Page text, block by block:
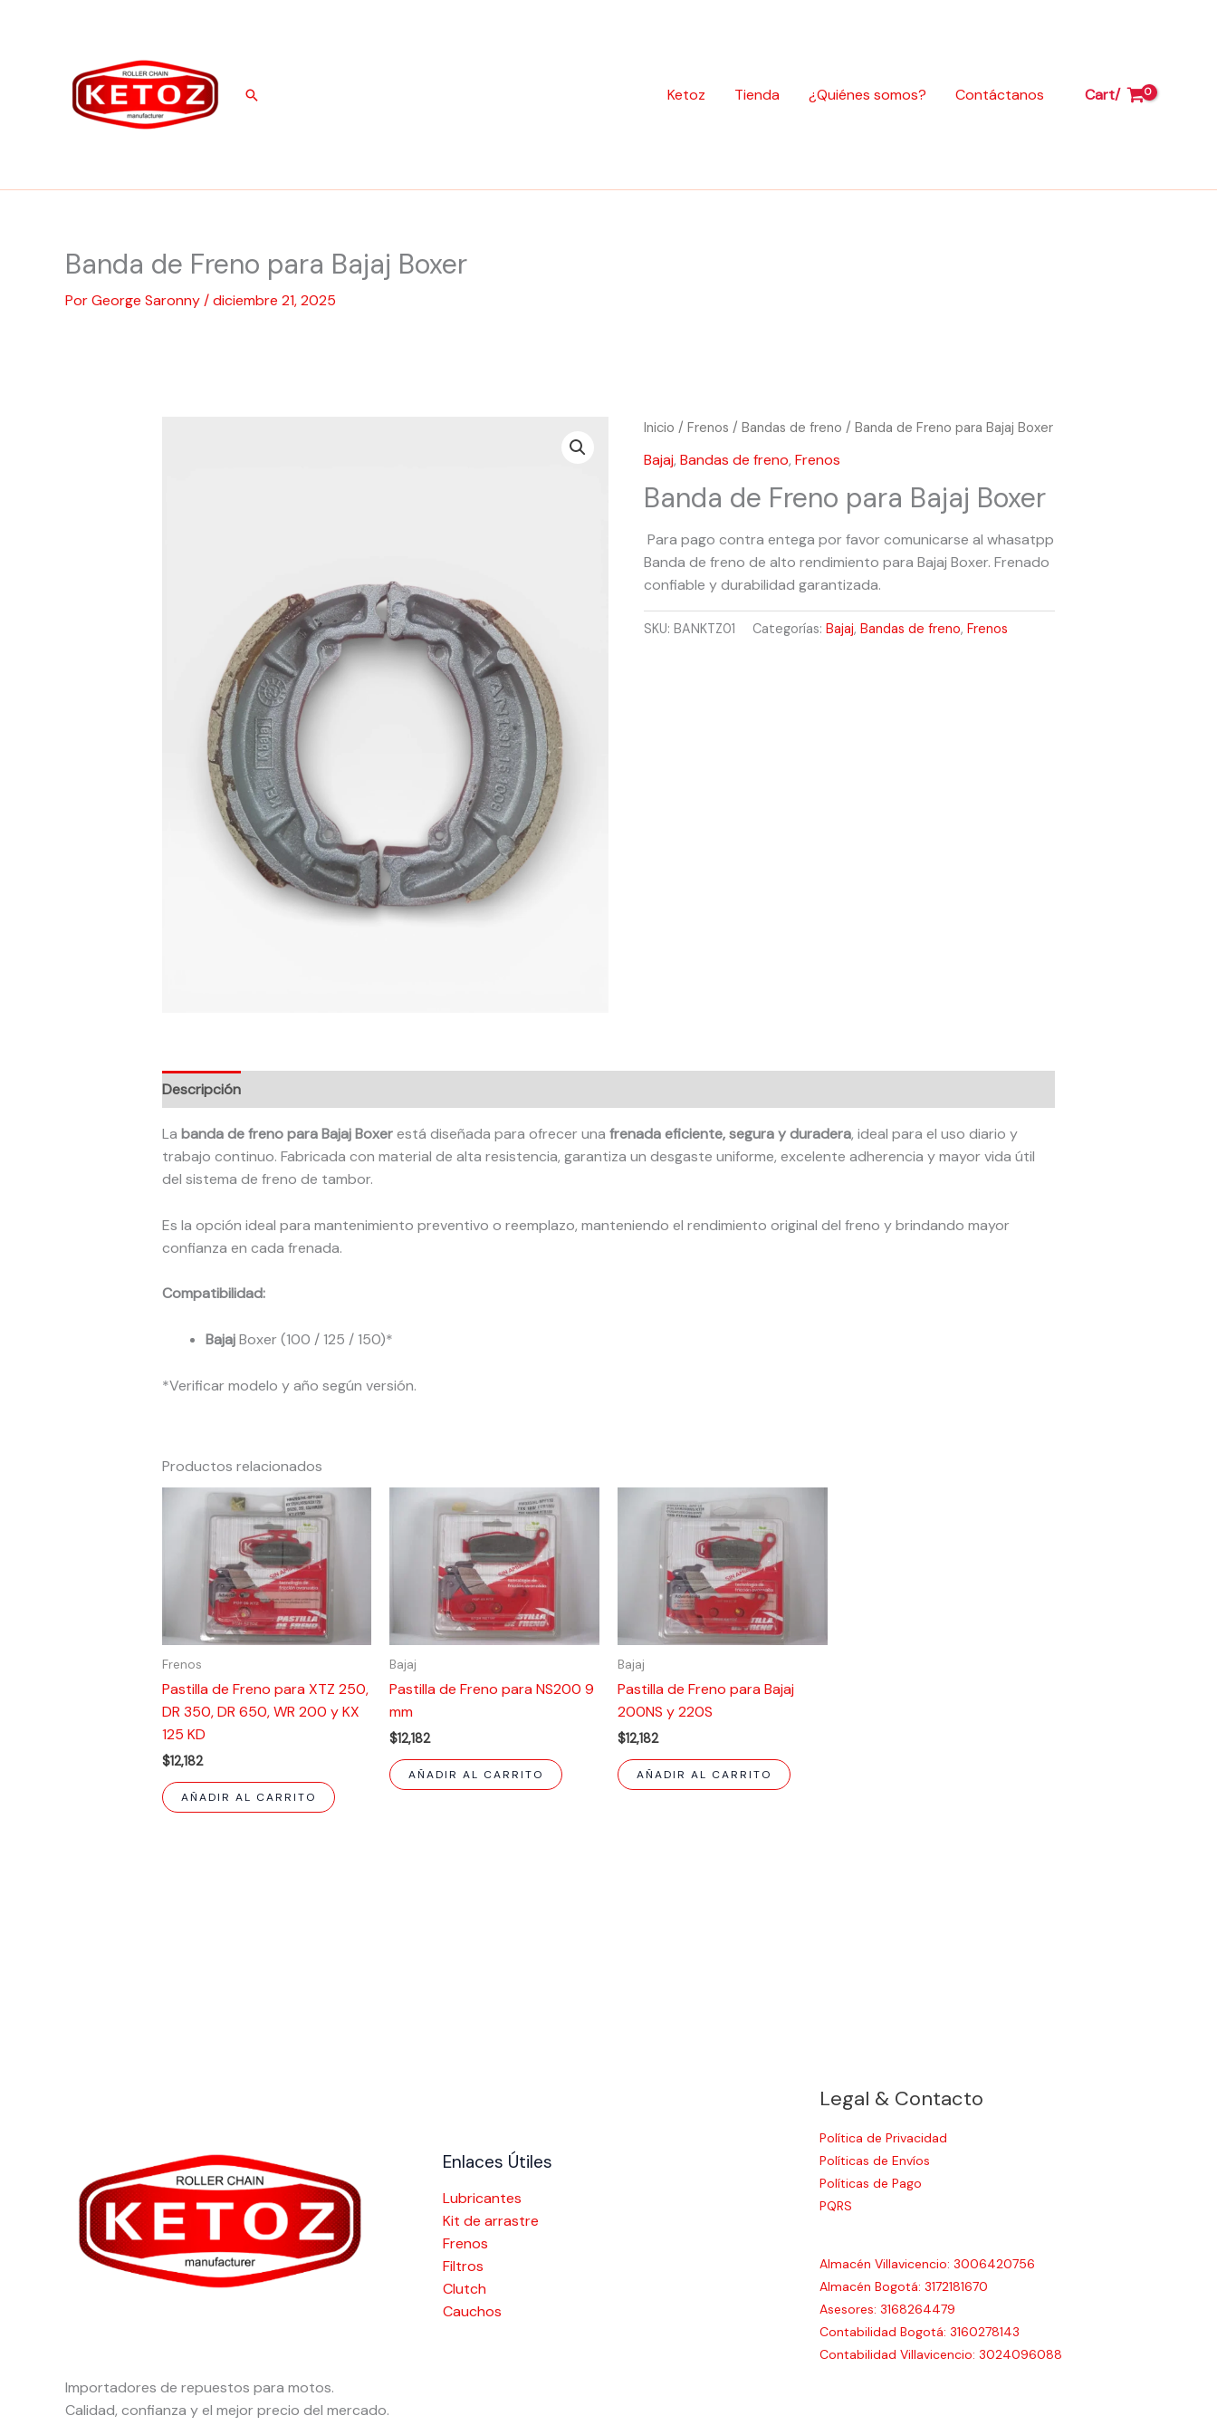
Buscar Ketoz Tienda ¿Quiénes somos? Contáctanos Cart/
Banda de Freno para Bajaj Boxer
PorGeorge Saronny/diciembre 21, 2025
Inicio /Frenos /Bandas de freno / Banda de Freno para Bajaj Boxer
Bajaj,Bandas de freno,Frenos
Banda de Freno para Bajaj Boxer
Para pago contra entega por favor comunicarse al whasatpp
Banda de freno de alto rendimiento para Bajaj Boxer. Frenado
confiable y durabilidad garantizada.
SKU: BANKTZ01 Categorías: Bajaj, Bandas de freno, Frenos
Descripción
La banda de freno para Bajaj Boxerestá diseñada para ofrecer una frenada eficiente, segura y duradera, ideal para el uso diario y
trabajo continuo. Fabricada con material de alta resistencia, garantiza un desgaste uniforme, excelente adherencia y mayor vida útil
del sistema de freno de tambor.
Es la opción ideal para mantenimiento preventivo o reemplazo, manteniendo el rendimiento original del freno y brindando mayor
confianza en cada frenada.
Compatibilidad:
BajajBoxer (100 / 125 / 150)*
*Verificar modelo y año según versión.
Productos relacionados
Frenos
Pastilla de Freno para XTZ 250,
DR 350, DR 650, WR 200 y KX
125 KD
$12,182
AÑADIR AL CARRITO
Bajaj
Pastilla de Freno para NS200 9
mm
$12,182
AÑADIR AL CARRITO
Bajaj
Pastilla de Freno para Bajaj
200NS y 220S
$12,182
AÑADIR AL CARRITO
Importadores de repuestos para motos.
Calidad, confianza y el mejor precio del mercado.
Enlaces Útiles
Lubricantes
Kit de arrastre
Frenos
Filtros
Clutch
Cauchos
Legal & Contacto
Política de Privacidad
Políticas de Envíos
Políticas de Pago
PQRS
Almacén Villavicencio: 3006420756
Almacén Bogotá: 3172181670
Asesores: 3168264479
Contabilidad Bogotá: 3160278143
Contabilidad Villavicencio: 3024096088